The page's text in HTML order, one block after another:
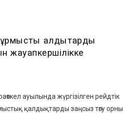
қалдықтарды
жауапкершілікке
ауылында жүргізілген рейдтік
қалдықтарды заңсыз төгу орны